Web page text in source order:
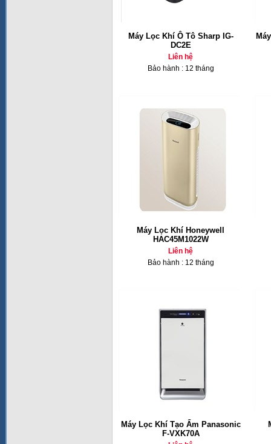
Máy Lọc Khí Ô Tô Sharp IG-
DC2E
Liên hệ
Bảo hành : 12 tháng
Máy Lọc Khí Honeywell
HAC45M1022W
Liên hệ
Bảo hành : 12 tháng
Máy Lọc Khí Tạo Ẩm Panasonic
F-VXK70A